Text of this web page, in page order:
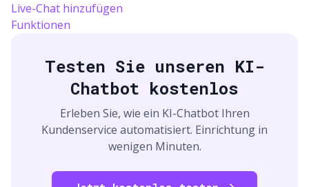
Live-Chat hinzufügen
Funktionen
Testen Sie unseren KI-
Chatbot kostenlos
Erleben Sie, wie ein KI-Chatbot Ihren
Kundenservice automatisiert. Einrichtung in
wenigen Minuten.